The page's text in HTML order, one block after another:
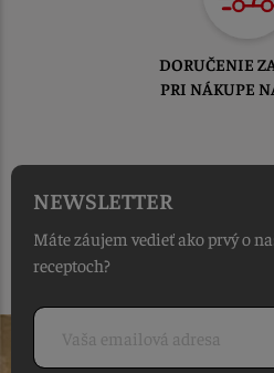
TOVAR
DO 1-2
NEWSLETTER
Máte záujem vedieť ako prvý o
receptoch?